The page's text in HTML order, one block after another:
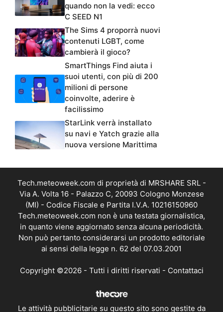
quando non la vedi: ecco
C SEED N1
The Sims 4 proporrà nuovi
contenuti LGBT, come
cambierà il gioco?
SmartThings Find aiuta i
suoi utenti, con più di 200
milioni di persone
coinvolte, aderire è
facilissimo
StarLink verrà installato
su navi e Yatch grazie alla
nuova versione Marittima
Tech.meteoweek.com di proprietà di MRSHARE SRL -
Via A. Volta 16 - Palazzo C, 20093 Cologno Monzese
(MI) - Codice Fiscale e Partita I.V.A. 10216150960
Tech.meteoweek.com non è una testata giornalistica,
in quanto viene aggiornato senza alcuna periodicità.
Non può pertanto considerarsi un prodotto editoriale
ai sensi della legge n. 62 del 07.03.2001
Copyright ©2026 - Tutti i diritti riservati - Contattaci
Le attività pubblicitarie su questo sito sono gestite da